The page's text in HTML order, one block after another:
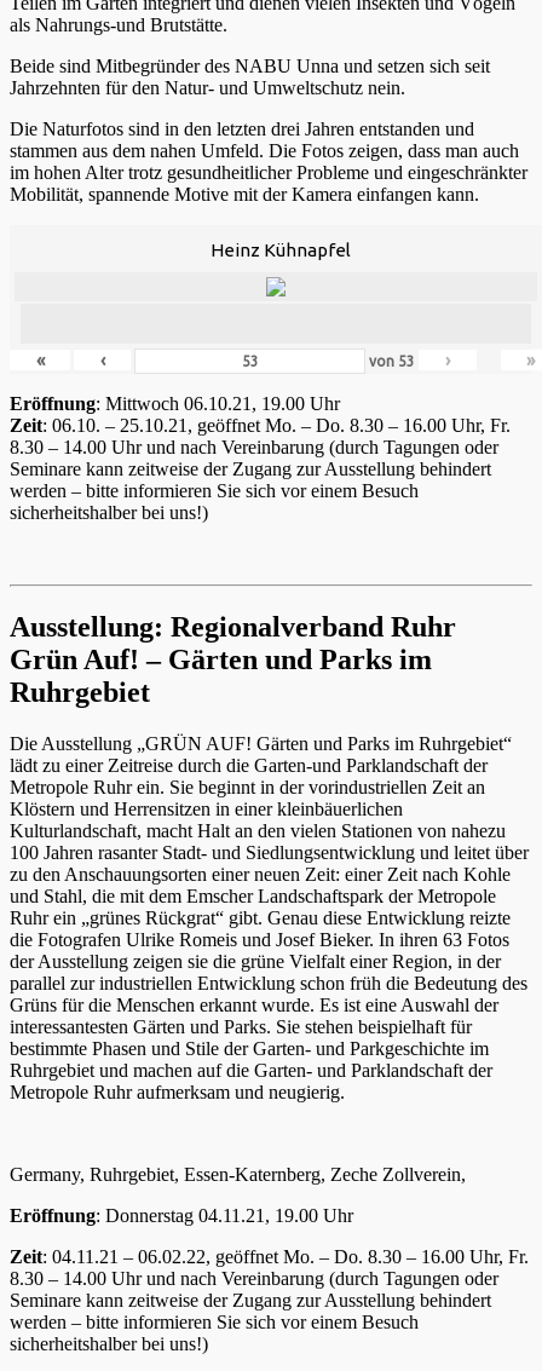
als Nahrungs-und Brutstätte.
Beide sind Mitbegründer des NABU Unna und setzen sich seit
Jahrzehnten für den Natur- und Umweltschutz nein.
Die Naturfotos sind in den letzten drei Jahren entstanden und
stammen aus dem nahen Umfeld. Die Fotos zeigen, dass man auch
im hohen Alter trotz gesundheitlicher Probleme und eingeschränkter
Mobilität, spannende Motive mit der Kamera einfangen kann.
Heinz Kühnapfel
« ‹ von 53 › »
Eröffnung: Mittwoch 06.10.21, 19.00 Uhr
Zeit: 06.10. – 25.10.21, geöffnet Mo. – Do. 8.30 – 16.00 Uhr, Fr.
8.30 – 14.00 Uhr und nach Vereinbarung (durch Tagungen oder
Seminare kann zeitweise der Zugang zur Ausstellung behindert
werden – bitte informieren Sie sich vor einem Besuch
sicherheitshalber bei uns!)
Ausstellung: Regionalverband Ruhr
Grün Auf! – Gärten und Parks im
Ruhrgebiet
Die Ausstellung „GRÜN AUF! Gärten und Parks im Ruhrgebiet“
lädt zu einer Zeitreise durch die Garten-und Parklandschaft der
Metropole Ruhr ein. Sie beginnt in der vorindustriellen Zeit an
Klöstern und Herrensitzen in einer kleinbäuerlichen
Kulturlandschaft, macht Halt an den vielen Stationen von nahezu
100 Jahren rasanter Stadt- und Siedlungsentwicklung und leitet über
zu den Anschauungsorten einer neuen Zeit: einer Zeit nach Kohle
und Stahl, die mit dem Emscher Landschaftspark der Metropole
Ruhr ein „grünes Rückgrat“ gibt. Genau diese Entwicklung reizte
die Fotografen Ulrike Romeis und Josef Bieker. In ihren 63 Fotos
der Ausstellung zeigen sie die grüne Vielfalt einer Region, in der
parallel zur industriellen Entwicklung schon früh die Bedeutung des
Grüns für die Menschen erkannt wurde. Es ist eine Auswahl der
interessantesten Gärten und Parks. Sie stehen beispielhaft für
bestimmte Phasen und Stile der Garten- und Parkgeschichte im
Ruhrgebiet und machen auf die Garten- und Parklandschaft der
Metropole Ruhr aufmerksam und neugierig.
Germany, Ruhrgebiet, Essen-Katernberg, Zeche Zollverein,
Eröffnung: Donnerstag 04.11.21, 19.00 Uhr
Zeit: 04.11.21 – 06.02.22, geöffnet Mo. – Do. 8.30 – 16.00 Uhr, Fr.
8.30 – 14.00 Uhr und nach Vereinbarung (durch Tagungen oder
Seminare kann zeitweise der Zugang zur Ausstellung behindert
werden – bitte informieren Sie sich vor einem Besuch
sicherheitshalber bei uns!)